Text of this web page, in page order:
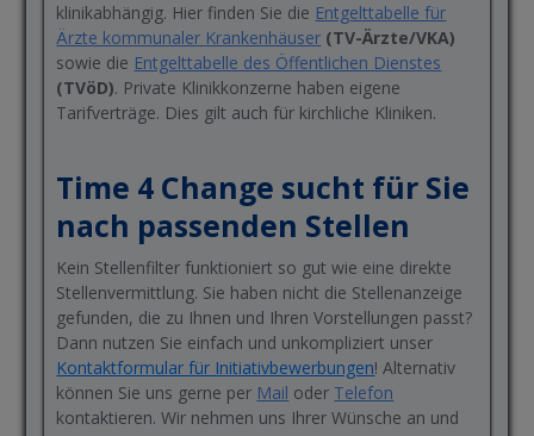
klinikabhängig. Hier finden Sie die Entgelttabelle für
Ärzte kommunaler Krankenhäuser (TV-Ärzte/VKA)
sowie die Entgelttabelle des Öffentlichen Dienstes
(TVöD). Private Klinikkonzerne haben eigene
Tarifverträge. Dies gilt auch für kirchliche Kliniken.
Time 4 Change sucht für Sie
nach passenden Stellen
Kein Stellenfilter funktioniert so gut wie eine direkte
Stellenvermittlung. Sie haben nicht die Stellenanzeige
gefunden, die zu Ihnen und Ihren Vorstellungen passt?
Dann nutzen Sie einfach und unkompliziert unser
Kontaktformular für Initiativbewerbungen! Alternativ
können Sie uns gerne per Mail oder Telefon
kontaktieren. Wir nehmen uns Ihrer Wünsche an und